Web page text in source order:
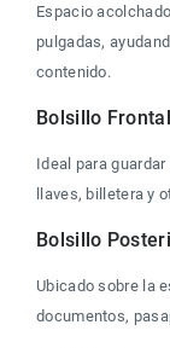
Espacio
pulgadas,
contenido.
Bolsillo Frontal
Ideal para
llaves, billetera y
Bolsillo
Ubicado sobre la
documentos,